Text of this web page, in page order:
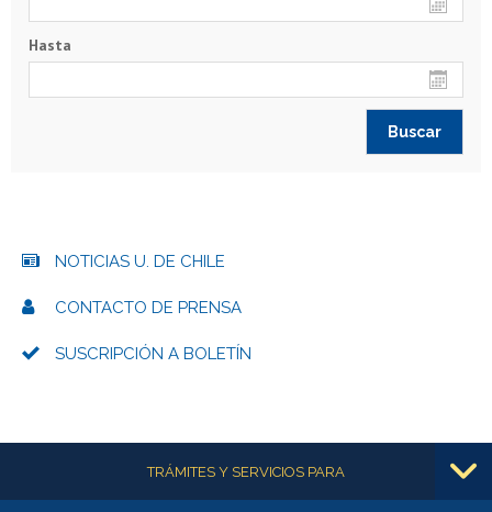
Hasta
NOTICIAS U. DE CHILE
CONTACTO DE PRENSA
SUSCRIPCIÓN A BOLETÍN
Más informaciónTRÁMITES Y SERVICIOS PARA